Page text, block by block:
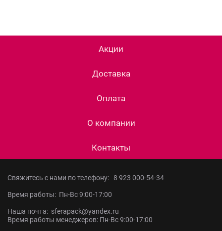
Акции
Доставка
Оплата
О компании
Контакты
Свяжитесь с нами по телефону: 8 923 000-54-34
Время работы: Пн-Вс 9:00-17:00
Наша почта: sferapack@yandex.ru
Время работы менеджеров: Пн-Вс 9:00-17:00